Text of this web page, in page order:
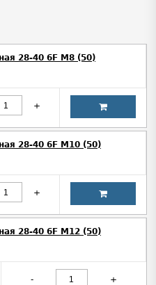
28-40 6F М8 (50)
+
28-40 6F М10 (50)
+
28-40 6F М12 (50)
- +